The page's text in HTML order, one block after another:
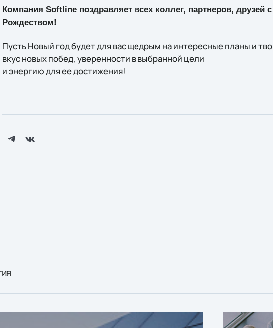
Компания Softline поздравляет всех коллег, партнеров,
Рождеством!
Пусть Новый год будет для вас щедрым на интересные планы и
вкус новых побед, уверенности в выбранной цели
и энергию для ее достижения!